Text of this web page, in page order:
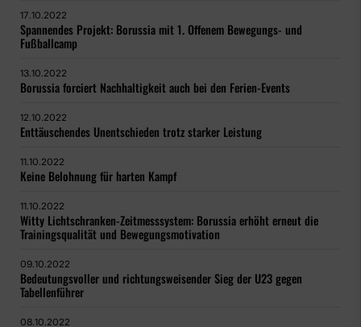
17.10.2022
Spannendes Projekt: Borussia mit 1. Offenem Bewegungs- und
Fußballcamp
13.10.2022
Borussia forciert Nachhaltigkeit auch bei den Ferien-Events
12.10.2022
Enttäuschendes Unentschieden trotz starker Leistung
11.10.2022
Keine Belohnung für harten Kampf
11.10.2022
Witty Lichtschranken-Zeitmesssystem: Borussia erhöht erneut die
Trainingsqualität und Bewegungsmotivation
09.10.2022
Bedeutungsvoller und richtungsweisender Sieg der U23 gegen
Tabellenführer
08.10.2022